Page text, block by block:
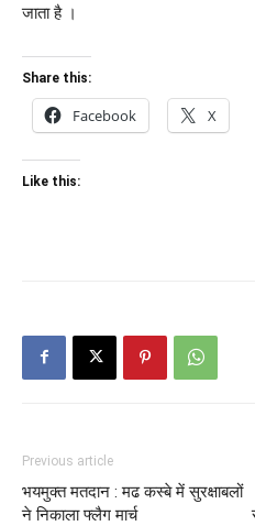
जाता है ।
Share this:
Facebook X
Like this:
Previous article
भयमुक्त मतदान : मढ कस्बे में सुरक्षाबलों
ने निकाला फ्लैग मार्च